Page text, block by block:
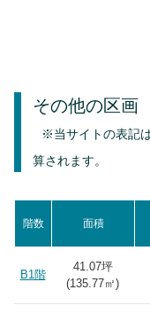
その他の区画
※当サイトの表記
算されます。
階数 面積
B1階
41.07坪
(135.77㎡)